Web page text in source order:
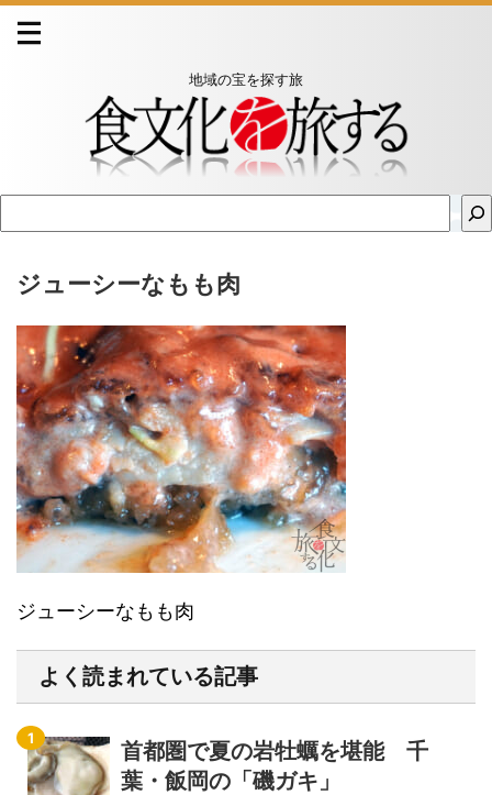
地域の宝を探す旅
ジューシーなもも肉
ジューシーなもも肉
よく読まれている記事
首都圏で夏の岩牡蠣を堪能 千
葉・飯岡の「磯ガキ」